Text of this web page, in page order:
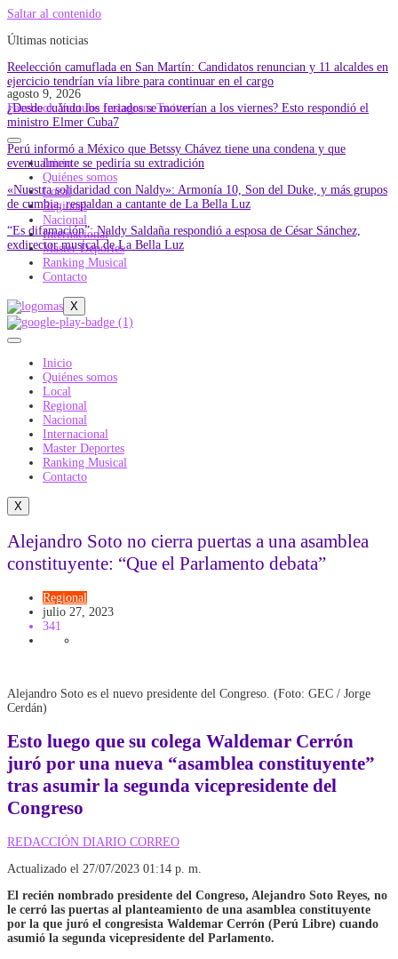
Saltar al contenido
Últimas noticias
Reelección camuflada en San Martín: Candidatos renuncian y 11 alcaldes en
ejercicio tendrían vía libre para continuar en el cargo
¿Desde cuándo los feriados se moverían a los viernes? Esto respondió el
ministro Elmer Cuba7
Perú informó a México que Betssy Chávez tiene una condena y que
eventualmente se pediría su extradición
«Nuestra solidaridad con Naldy»: Armonía 10, Son del Duke, y más grupos
de cumbia, respaldan a cantante de La Bella Luz
“Es difamación”: Naldy Saldaña respondió a esposa de César Sánchez,
exdirector musical de La Bella Luz
agosto 9, 2026
Facebook Youtube Instagram Twitter
Inicio
Quiénes somos
Local
Regional
Nacional
Internacional
Master Deportes
Ranking Musical
Contacto
X
Inicio
Quiénes somos
Local
Regional
Nacional
Internacional
Master Deportes
Ranking Musical
Contacto
X
Alejandro Soto no cierra puertas a una asamblea
constituyente: “Que el Parlamento debata”
Regional
julio 27, 2023
341
Alejandro Soto es el nuevo presidente del Congreso. (Foto: GEC / Jorge
Cerdán)
Esto luego que su colega Waldemar Cerrón
juró por una nueva “asamblea constituyente”
tras asumir la segunda vicepresidente del
Congreso
REDACCIÓN DIARIO CORREO
Actualizado el 27/07/2023 01:14 p. m.
El recién nombrado presidente del Congreso, Alejandro Soto Reyes, no
le cerró las puertas al planteamiento de una asamblea constituyente
por la que juró el congresista Waldemar Cerrón (Perú Libre) cuando
asumió la segunda vicepresidente del Parlamento.